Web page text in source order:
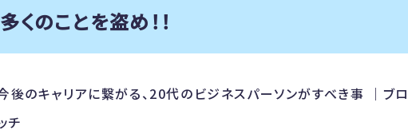
多くのことを盗め！！